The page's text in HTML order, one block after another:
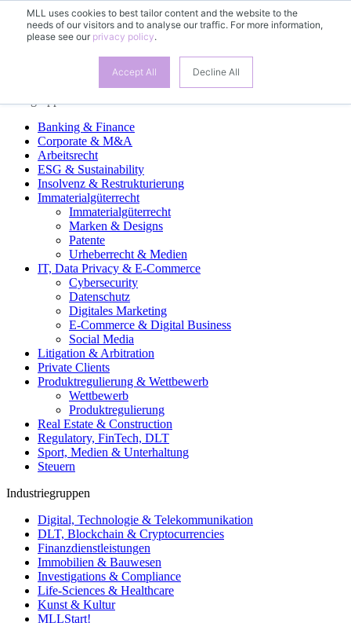
MLL uses cookies to best tailor content and the website to the
needs of our visitors and to analyse our traffic. For more information,
please see our privacy policy.
Accept All Decline All
FRES
Banking & Finance
Corporate & M&A
Arbeitsrecht
ESG & Sustainability
Insolvenz & Restrukturierung
Immaterialgüterrecht
Immaterialgüterrecht
Marken & Designs
Patente
Urheberrecht & Medien
IT, Data Privacy & E-Commerce
Cybersecurity
Datenschutz
Digitales Marketing
E-Commerce & Digital Business
Social Media
Litigation & Arbitration
Private Clients
Produktregulierung & Wettbewerb
Wettbewerb
Produktregulierung
Real Estate & Construction
Regulatory, FinTech, DLT
Sport, Medien & Unterhaltung
Steuern
Industriegruppen
Digital, Technologie & Telekommunikation
DLT, Blockchain & Cryptocurrencies
Finanzdienstleistungen
Immobilien & Bauwesen
Investigations & Compliance
Life-Sciences & Healthcare
Kunst & Kultur
MLLStart!